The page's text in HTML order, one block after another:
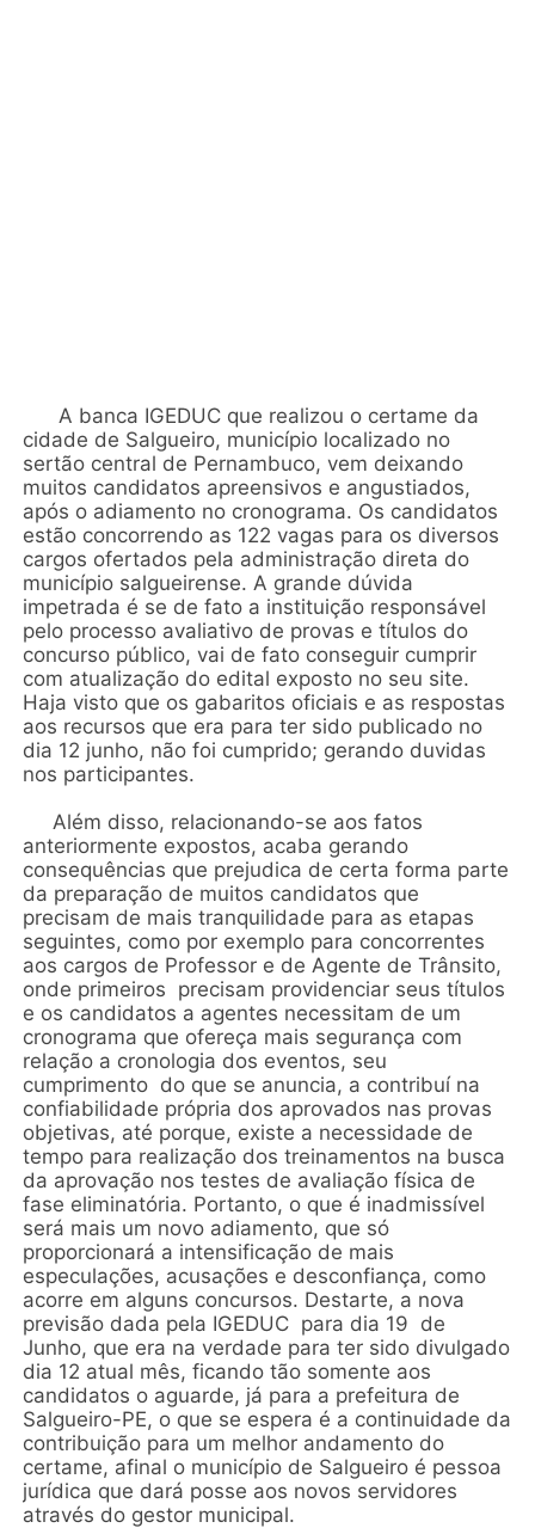
A banca IGEDUC que realizou o certame da
cidade de Salgueiro, município localizado no
sertão central de Pernambuco, vem deixando
muitos candidatos apreensivos e angustiados,
após o adiamento no cronograma. Os candidatos
estão concorrendo as 122 vagas para os diversos
cargos ofertados pela administração direta do
município salgueirense. A grande dúvida
impetrada é se de fato a instituição responsável
pelo processo avaliativo de provas e títulos do
concurso público, vai de fato conseguir cumprir
com atualização do edital exposto no seu site.
Haja visto que os gabaritos oficiais e as respostas
aos recursos que era para ter sido publicado no
dia 12 junho, não foi cumprido; gerando duvidas
nos participantes.
Além disso, relacionando-se aos fatos
anteriormente expostos, acaba gerando
consequências que prejudica de certa forma parte
da preparação de muitos candidatos que
precisam de mais tranquilidade para as etapas
seguintes, como por exemplo para concorrentes
aos cargos de Professor e de Agente de Trânsito,
onde primeiros precisam providenciar seus títulos
e os candidatos a agentes necessitam de um
cronograma que ofereça mais segurança com
relação a cronologia dos eventos, seu
cumprimento do que se anuncia, a contribuí na
confiabilidade própria dos aprovados nas provas
objetivas, até porque, existe a necessidade de
tempo para realização dos treinamentos na busca
da aprovação nos testes de avaliação física de
fase eliminatória. Portanto, o que é inadmissível
será mais um novo adiamento, que só
proporcionará a intensificação de mais
especulações, acusações e desconfiança, como
acorre em alguns concursos. Destarte, a nova
previsão dada pela IGEDUC para dia 19 de
Junho, que era na verdade para ter sido divulgado
dia 12 atual mês, ficando tão somente aos
candidatos o aguarde, já para a prefeitura de
Salgueiro-PE, o que se espera é a continuidade da
contribuição para um melhor andamento do
certame, afinal o município de Salgueiro é pessoa
jurídica que dará posse aos novos servidores
através do gestor municipal.